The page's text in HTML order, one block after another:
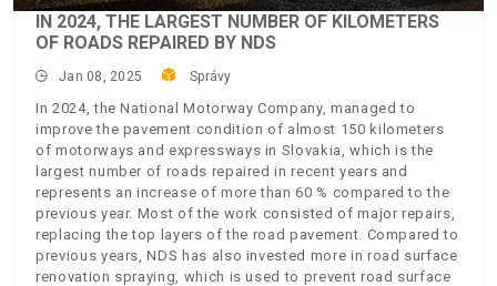
IN 2024, THE LARGEST NUMBER OF KILOMETERS
OF ROADS REPAIRED BY NDS
Jan 08, 2025 Správy
In 2024, the National Motorway Company, managed to
improve the pavement condition of almost 150 kilometers
of motorways and expressways in Slovakia, which is the
largest number of roads repaired in recent years and
represents an increase of more than 60 % compared to the
previous year. Most of the work consisted of major repairs,
replacing the top layers of the road pavement. Compared to
previous years, NDS has also invested more in road surface
renovation spraying, which is used to prevent road surface